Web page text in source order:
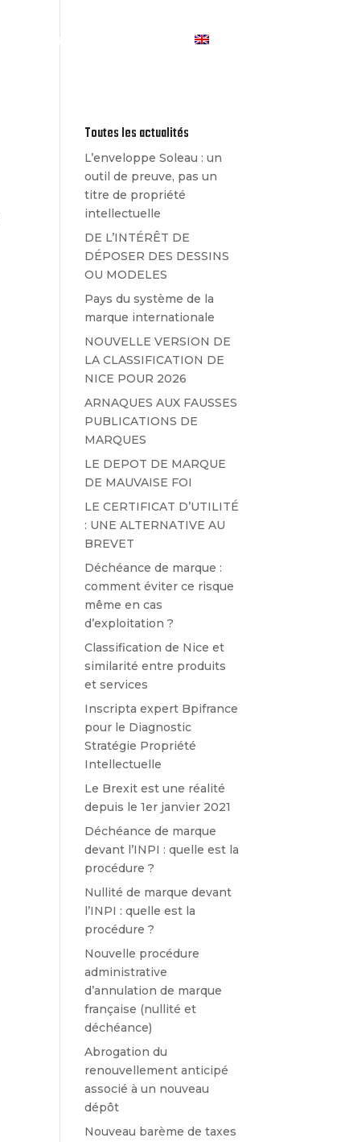
Les Actualités
Toutes les actualités
L’enveloppe Soleau : un
outil de preuve, pas un
titre de propriété
intellectuelle
DE L’INTÉRÊT DE
DÉPOSER DES DESSINS
OU MODELES
Pays du système de la
marque internationale
NOUVELLE VERSION DE
LA CLASSIFICATION DE
NICE POUR 2026
ARNAQUES AUX FAUSSES
PUBLICATIONS DE
MARQUES
LE DEPOT DE MARQUE
DE MAUVAISE FOI
LE CERTIFICAT D’UTILITÉ
: UNE ALTERNATIVE AU
BREVET
Déchéance de marque :
comment éviter ce risque
même en cas
d’exploitation ?
Classification de Nice et
similarité entre produits
et services
Inscripta expert Bpifrance
pour le Diagnostic
Stratégie Propriété
Intellectuelle
Le Brexit est une réalité
depuis le 1er janvier 2021
Déchéance de marque
devant l’INPI : quelle est la
procédure ?
Nullité de marque devant
l’INPI : quelle est la
procédure ?
Nouvelle procédure
administrative
d’annulation de marque
française (nullité et
déchéance)
Abrogation du
renouvellement anticipé
associé à un nouveau
dépôt
Nouveau barème de taxes